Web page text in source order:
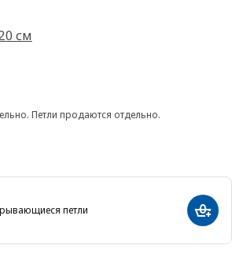
см
шт
Петли продаются отдельно.
петли